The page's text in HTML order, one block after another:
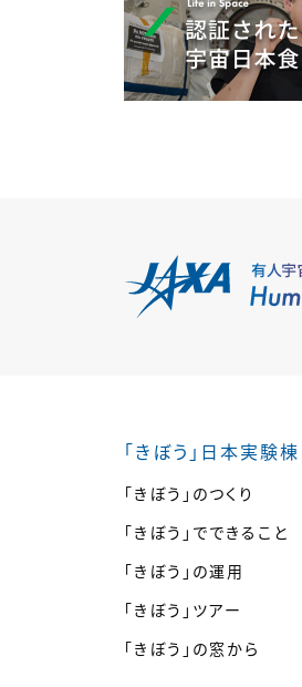
「きぼう」日本実験棟
「きぼう」のつくり
「きぼう」でできること
「きぼう」の運用
「きぼう」ツアー
「きぼう」の窓から